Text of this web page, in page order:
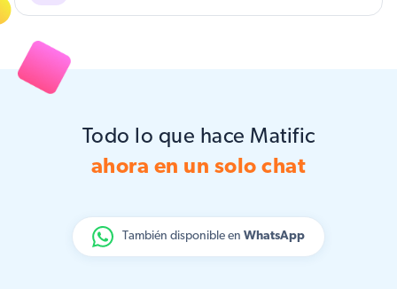
Todo lo que hace Matific
ahora en un solo chat
También disponible en WhatsApp